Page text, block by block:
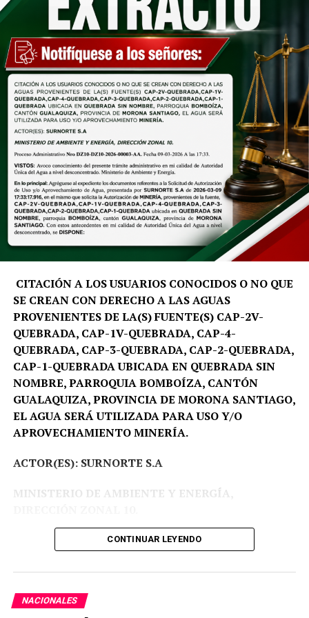
CITACIÓN A LOS USUARIOS CONOCIDOS O NO QUE
SE CREAN CON DERECHO A LAS AGUAS
PROVENIENTES DE LA(S) FUENTE(S) CAP-2V-
QUEBRADA, CAP-1V-QUEBRADA, CAP-4-
QUEBRADA, CAP-3-QUEBRADA, CAP-2-QUEBRADA,
CAP-1-QUEBRADA UBICADA EN QUEBRADA SIN
NOMBRE, PARROQUIA BOMBOÍZA, CANTÓN
GUALAQUIZA, PROVINCIA DE MORONA SANTIAGO,
EL AGUA SERÁ UTILIZADA PARA USO Y/O
APROVECHAMIENTO MINERÍA.
ACTOR(ES): SURNORTE S.A
MINISTERIO DE AMBIENTE Y ENERGÍA,
Proceso Administrativo Nro DZ10-DZ10-2026-
Fecha:09-03-2026 a las 17:33.
VISTOS:Avoco conocimiento del presente trámite
CONTINUAR LEYENDO
NACIONALES